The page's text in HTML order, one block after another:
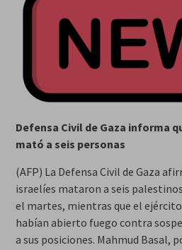
Defensa Civil de Gaza informa
mató a seis personas
(AFP) La Defensa Civil de Gaza
israelíes mataron a seis
el martes, mientras que el
habían abierto fuego contra
a sus posiciones. Mahmud Basal,